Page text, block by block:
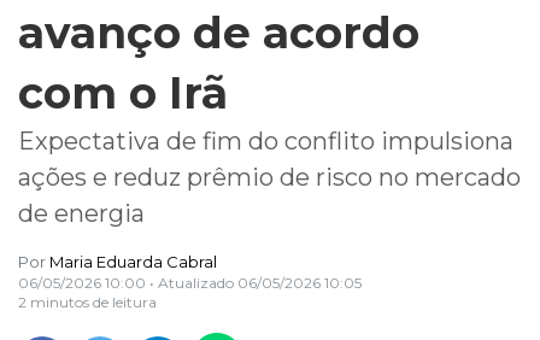
avanço de acordo
com o Irã
Expectativa de fim do conflito impulsiona
ações e reduz prêmio de risco no mercado
de energia
Por Maria Eduarda Cabral
06/05/2026 10:00 • Atualizado 06/05/2026 10:05
2 minutos de leitura